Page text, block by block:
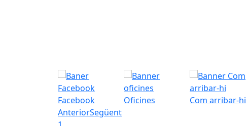
Facebook Oficines Com arribar-hi
AnteriorSegüent